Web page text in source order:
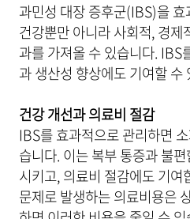
과민성 대장 증후군(IBS)을
건강뿐만 아니라 사회적, 경
과를 가져올 수 있습니다. IBS
과 생산성 향상에도 기여할 수
건강 개선과 의료비 절감
IBS를 효과적으로 관리하면
습니다. 이는 복부 통증과 불
시키고, 의료비 절감에도 기여
문제로 발생하는 의료비용은